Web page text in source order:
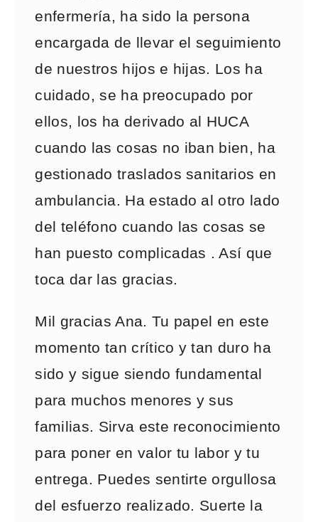
enfermería, ha sido la persona
encargada de llevar el seguimiento
de nuestros hijos e hijas. Los ha
cuidado, se ha preocupado por
ellos, los ha derivado al HUCA
cuando las cosas no iban bien, ha
gestionado traslados sanitarios en
ambulancia. Ha estado al otro lado
del teléfono cuando las cosas se
han puesto complicadas . Así que
toca dar las gracias.
Mil gracias Ana. Tu papel en este
momento tan crítico y tan duro ha
sido y sigue siendo fundamental
para muchos menores y sus
familias. Sirva este reconocimiento
para poner en valor tu labor y tu
entrega. Puedes sentirte orgullosa
del esfuerzo realizado. Suerte la